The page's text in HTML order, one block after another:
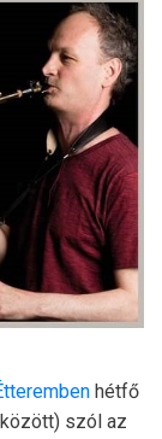
hétfő
szól az